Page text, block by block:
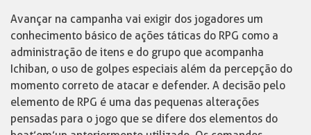
Avançar na campanha vai exigir dos jogadores um
conhecimento básico de ações táticas do RPG como a
administração de itens e do grupo que acompanha
Ichiban, o uso de golpes especiais além da percepção do
momento correto de atacar e defender. A decisão pelo
elemento de RPG é uma das pequenas alterações
pensadas para o jogo que se difere dos elementos do